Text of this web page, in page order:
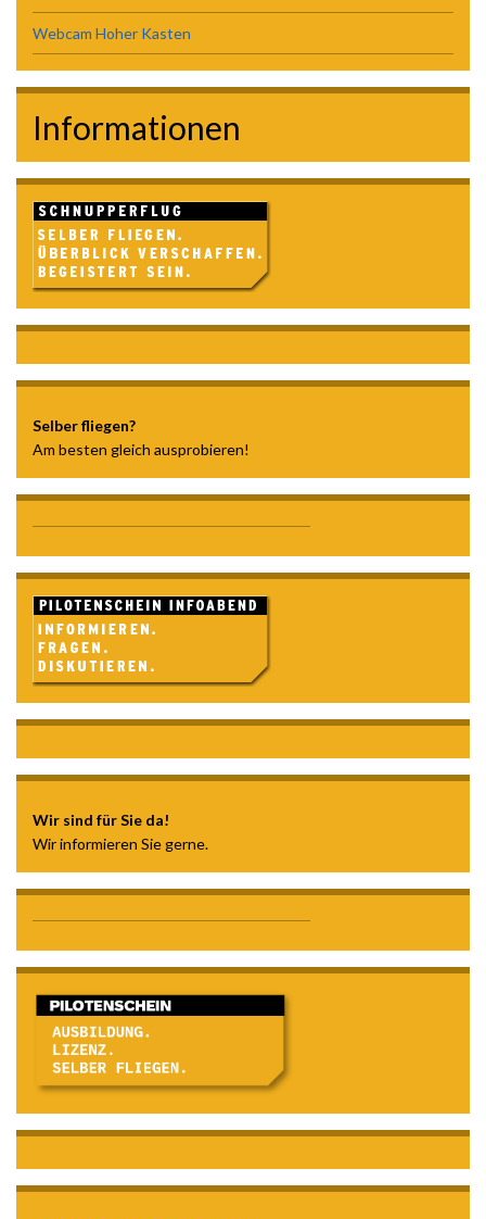
Webcam Hoher Kasten
Informationen
Selber fliegen?
Am besten gleich ausprobieren!
Wir sind für Sie da!
Wir informieren Sie gerne.